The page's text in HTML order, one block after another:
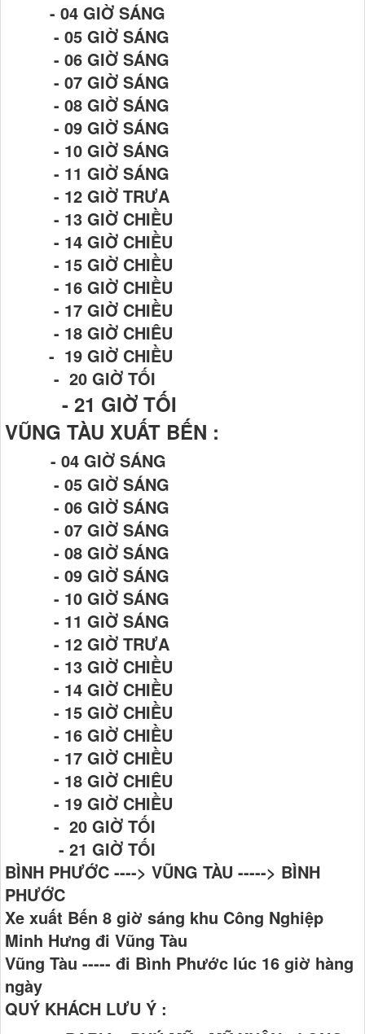
- 04 GIỜ SÁNG
- 05 GIỜ SÁNG
- 06 GIỜ SÁNG
- 07 GIỜ SÁNG
- 08 GIỜ SÁNG
- 09 GIỜ SÁNG
- 10 GIỜ SÁNG
- 11 GIỜ SÁNG
- 12 GIỜ TRƯA
- 13 GIỜ CHIỀU
- 14 GIỜ CHIỀU
- 15 GIỜ CHIỀU
- 16 GIỜ CHIỀU
- 17 GIỜ CHIỀU
- 18 GIỜ CHIÊU
- 19 GIỜ CHIỀU
- 20 GIỜ TỐI
- 21 GIỜ TỐI
VŨNG TÀU XUẤT BẾN :
- 04 GIỜ SÁNG
- 05 GIỜ SÁNG
- 06 GIỜ SÁNG
- 07 GIỜ SÁNG
- 08 GIỜ SÁNG
- 09 GIỜ SÁNG
- 10 GIỜ SÁNG
- 11 GIỜ SÁNG
- 12 GIỜ TRƯA
- 13 GIỜ CHIỀU
- 14 GIỜ CHIỀU
- 15 GIỜ CHIỀU
- 16 GIỜ CHIỀU
- 17 GIỜ CHIỀU
- 18 GIỜ CHIÊU
- 19 GIỜ CHIỀU
- 20 GIỜ TỐI
- 21 GIỜ TỐI
BÌNH PHƯỚC ----> VŨNG TÀU -----> BÌNH
PHƯỚC
Xe xuất Bến 8 giờ sáng khu Công Nghiệp
Minh Hưng đi Vũng Tàu
Vũng Tàu ----- đi Bình Phước lúc 16 giờ hàng
ngày
QUÝ KHÁCH LƯU Ý :